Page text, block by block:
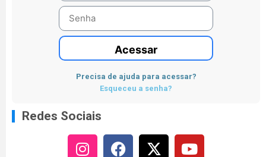
Acessar
Precisa de ajuda para acessar?
Esqueceu a senha?
Redes Sociais